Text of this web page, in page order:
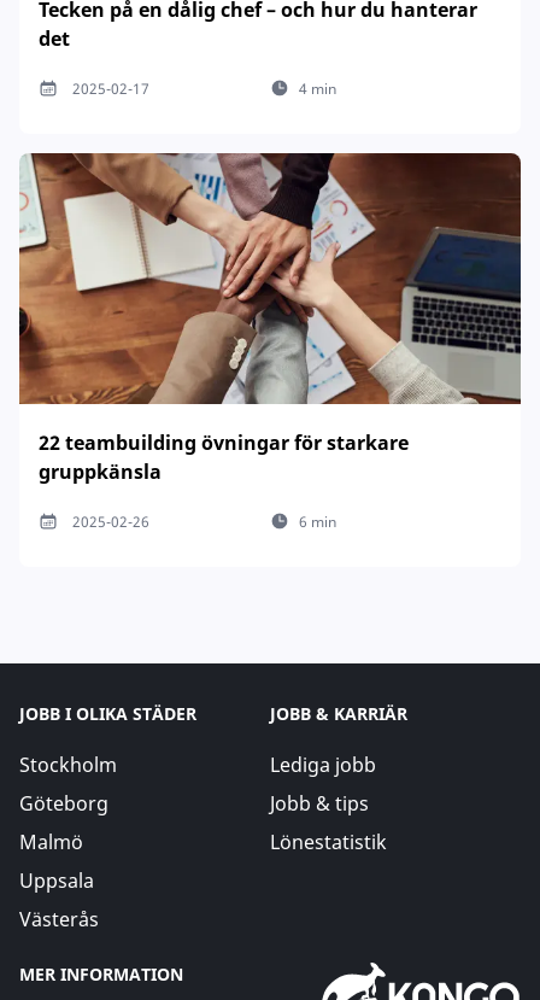
Tecken på en dålig chef – och hur du hanterar
det
2025-02-17 4 min
22 teambuilding övningar för starkare
gruppkänsla
2025-02-26 6 min
JOBB I OLIKA STÄDER
Stockholm
Göteborg
Malmö
Uppsala
Västerås
JOBB & KARRIÄR
Lediga jobb
Jobb & tips
Lönestatistik
MER INFORMATION